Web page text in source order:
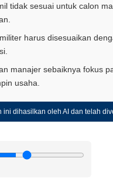
tidak sesuai untuk calon
harus disesuaikan
manajer sebaiknya fokus
usaha.
ini dihasilkan oleh AI dan telah